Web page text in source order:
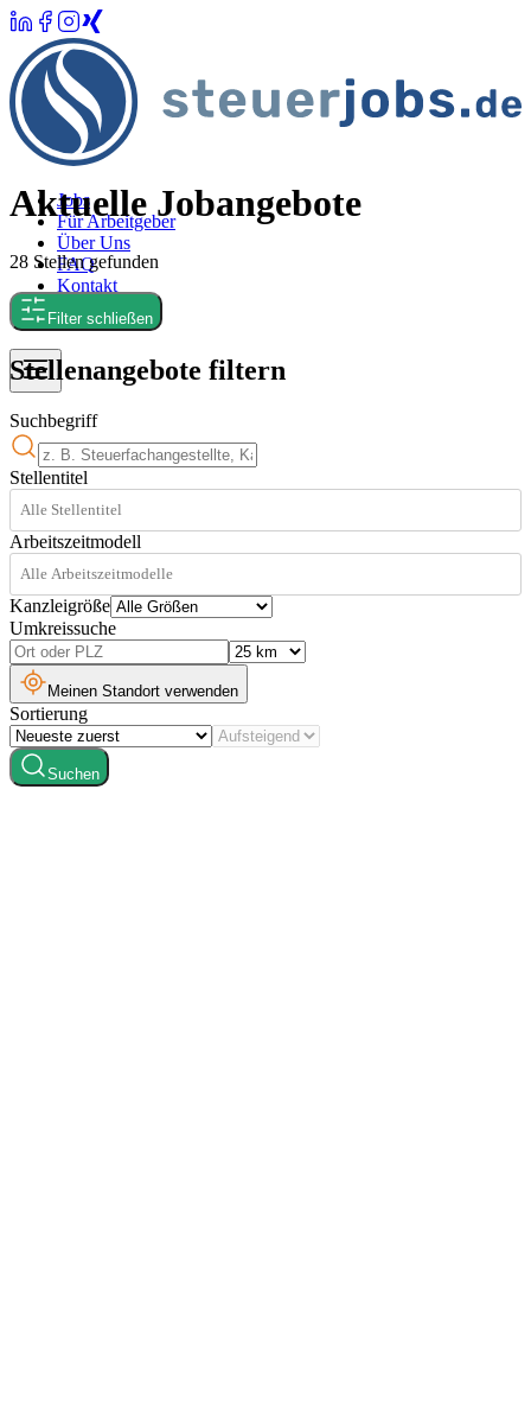
Jobs
Für Arbeitgeber
Über Uns
FAQ
Kontakt
Merkliste
Aktuelle Jobangebote
28 Stellengefunden
Filter schließen
Stellenangebote filtern
Suchbegriff
Stellentitel
Arbeitszeitmodell
Kanzleigröße
Umkreissuche
Meinen Standort verwenden
Sortierung
Suchen